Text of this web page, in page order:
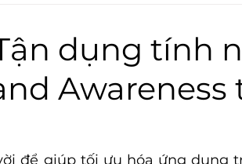
cáo Tiktok Thương mại điện
dụng tính
Awareness
để giúp tối ưu hóa ứng dụng